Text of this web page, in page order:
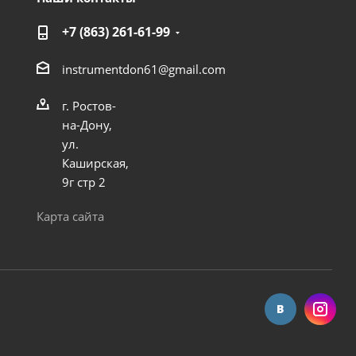
+7 (863) 261-61-99
instrumentdon61@gmail.com
г. Ростов-
на-Дону,
ул.
Каширская,
9г стр 2
Карта сайта